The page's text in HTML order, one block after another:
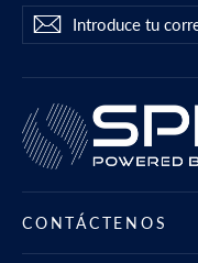
Introduce
tu
correo
SuscribirSuscribir
CONTÁCTENOS